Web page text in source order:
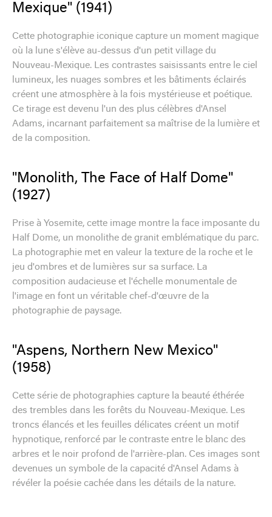
Mexique" (1941)
Cette photographie iconique capture un moment magique
où la lune s'élève au-dessus d'un petit village du
Nouveau-Mexique. Les contrastes saisissants entre le ciel
lumineux, les nuages sombres et les bâtiments éclairés
créent une atmosphère à la fois mystérieuse et poétique.
Ce tirage est devenu l'un des plus célèbres d'Ansel
Adams, incarnant parfaitement sa maîtrise de la lumière et
de la composition.
"Monolith, The Face of Half Dome"
(1927)
Prise à Yosemite, cette image montre la face imposante du
Half Dome, un monolithe de granit emblématique du parc.
La photographie met en valeur la texture de la roche et le
jeu d'ombres et de lumières sur sa surface. La
composition audacieuse et l'échelle monumentale de
l'image en font un véritable chef-d'œuvre de la
photographie de paysage.
"Aspens, Northern New Mexico"
(1958)
Cette série de photographies capture la beauté éthérée
des trembles dans les forêts du Nouveau-Mexique. Les
troncs élancés et les feuilles délicates créent un motif
hypnotique, renforcé par le contraste entre le blanc des
arbres et le noir profond de l'arrière-plan. Ces images sont
devenues un symbole de la capacité d'Ansel Adams à
révéler la poésie cachée dans les détails de la nature.